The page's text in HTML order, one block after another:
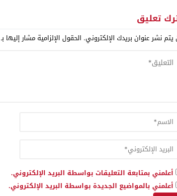
تعليق
يتم نشر عنوان بريدك الإلكتروني. الحقول الإلزامية مشار إليها بـ
أعلمني بمتابعة التعليقات بواسطة البريد الإلكتروني.
أعلمني بالمواضيع الجديدة بواسطة البريد الإلكتروني.